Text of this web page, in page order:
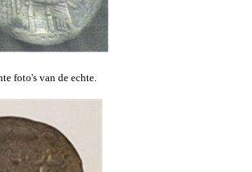
foto's van de echte.